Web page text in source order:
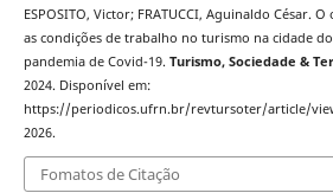
ESPOSITO, Victor; FRATUCCI, Aguinaldo César.
as condições de trabalho no turismo na cidade
pandemia de Covid-19. Turismo, Sociedade &
2024. Disponível em:
https://periodicos.ufrn.br/revtursoter/article/
2026.
Fomatos de Citação